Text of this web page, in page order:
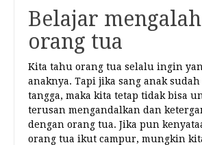
Belajar
orang tua
Kita tahu orang tua selalu ingin
anaknya. Tapi jika sang anak
tangga, maka kita tetap tidak bisa
terusan mengandalkan dan
dengan orang tua. Jika pun
orang tua ikut campur, mungkin